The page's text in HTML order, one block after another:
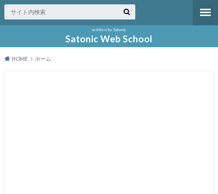
written by Satonic
Satonic Web School
HOME ホーム